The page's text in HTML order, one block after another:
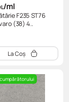
/ml
F235 ST76
(38) 4..
La Coș